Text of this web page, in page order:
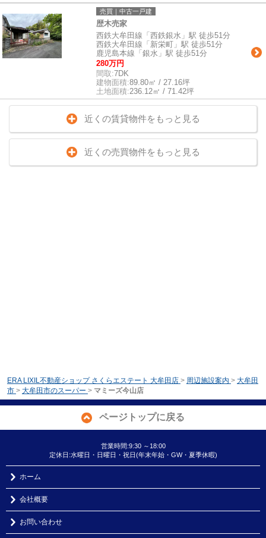
売買｜中古一戸建
歴木売家
西鉄大牟田線「西鉄銀水」駅 徒歩51分
西鉄大牟田線「新栄町」駅 徒歩51分
鹿児島本線「銀水」駅 徒歩51分
280万円
間取:7DK
建物面積:89.80㎡ / 27.16坪
土地面積:236.12㎡ / 71.42坪
近くの賃貸物件をもっと見る
近くの売買物件をもっと見る
ERA LIXIL不動産ショップ さくらエステート 大牟田店 > 周辺施設案内 > 大牟田
市 > 大牟田市のスーパー > マミーズ今山店
ページトップに戻る
営業時間:9:30 ～18:00
定休日:水曜日・日曜日・祝日(年末年始・GW・夏季休暇)
ホーム
会社概要
お問い合わせ